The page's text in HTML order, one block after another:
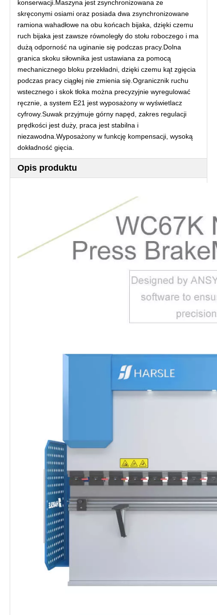
konserwacji.Maszyna jest zsynchronizowana ze
skręconymi osiami oraz posiada dwa zsynchronizowane
ramiona wahadłowe na obu końcach bijaka, dzięki czemu
ruch bijaka jest zawsze równoległy do ​​stołu roboczego i ma
dużą odporność na uginanie się podczas pracy.Dolna
granica skoku siłownika jest ustawiana za pomocą
mechanicznego bloku przekładni, dzięki czemu kąt zgięcia
podczas pracy ciągłej nie zmienia się.Ogranicznik ruchu
wstecznego i skok tłoka można precyzyjnie wyregulować
ręcznie, a system E21 jest wyposażony w wyświetlacz
cyfrowy.Suwak przyjmuje górny napęd, zakres regulacji
prędkości jest duży, praca jest stabilna i
niezawodna.Wyposażony w funkcję kompensacji, wysoką
dokładność gięcia.
Opis produktu